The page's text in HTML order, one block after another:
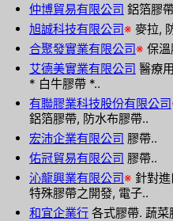
仲博貿易有限公司 鋁箔膠
旭誠科技有限公司※ 麥拉,
合聚發實業有限公司※ 保
艾德美實業有限公司 醫療
* 白牛膠帶 *..
有聯膠業科技股份有限公司
鋁箔膠帶, 防水布膠帶..
宏沛企業有限公司 膠帶..
佑冠貿易有限公司 膠帶..
沁龍興業有限公司※ 針對
特殊膠帶之開發, 電子..
和宜企業行 各式膠帶. 蔬菜